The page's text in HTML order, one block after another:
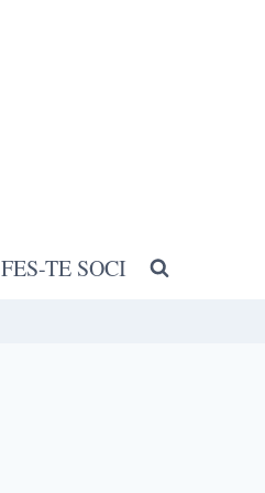
FES-TE SOCI